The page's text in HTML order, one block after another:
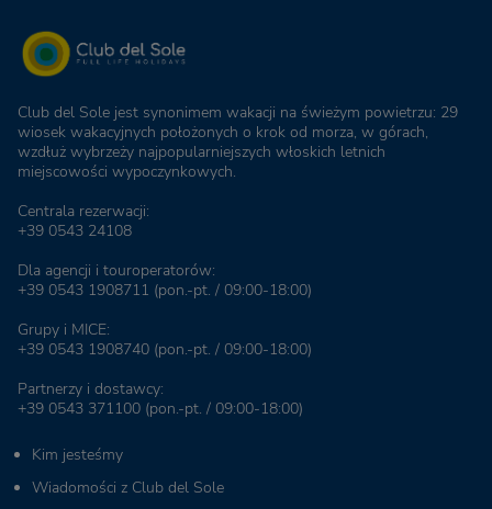
Club del Sole jest synonimem wakacji na świeżym powietrzu: 29
wiosek wakacyjnych położonych o krok od morza, w górach,
wzdłuż wybrzeży najpopularniejszych włoskich letnich
miejscowości wypoczynkowych.
Centrala rezerwacji:
+39 0543 24108
Dla agencji i touroperatorów:
+39 0543 1908711 (pon.-pt. / 09:00-18:00)
Grupy i MICE:
+39 0543 1908740 (pon.-pt. / 09:00-18:00)
Partnerzy i dostawcy:
+39 0543 371100 (pon.-pt. / 09:00-18:00)
Kim jesteśmy
Wiadomości z Club del Sole